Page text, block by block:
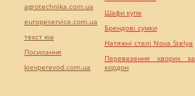
agrotechnika.com.ua
europeservice.com.ua
текст юа
Посилання
kievperevod.com.ua
Шафи купе
Брендові сумки
Натяжні стелі Nova Stelya
Перевезення хворих за
кордон